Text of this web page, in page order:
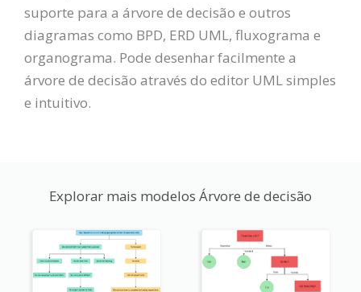
suporte para a árvore de decisão e outros
diagramas como BPD, ERD UML, fluxograma e
organograma. Pode desenhar facilmente a
árvore de decisão através do editor UML simples
e intuitivo.
Explorar mais modelos Árvore de decisão